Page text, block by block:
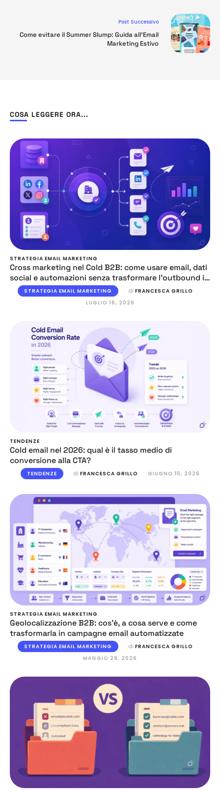
Post Successivo
Come evitare il Summer Slump: Guida all’Email
Marketing Estivo
COSA LEGGERE ORA...
STRATEGIA EMAIL MARKETING
Cross marketing nel Cold B2B: come usare email, dati
social e automazioni senza trasformare l’outbound in
caosSTRATEGIA EMAIL MARKETING di FRANCESCA GRILLO
LUGLIO 16, 2026
TENDENZE
Cold email nel 2026: qual è il tasso medio di
conversione alla CTA?
TENDENZE di FRANCESCA GRILLO GIUGNO 15, 2026
STRATEGIA EMAIL MARKETING
Geolocalizzazione B2B: cos’è, a cosa serve e come
trasformarla in campagne email automatizzate
STRATEGIA EMAIL MARKETING di FRANCESCA GRILLO
MAGGIO 29, 2026